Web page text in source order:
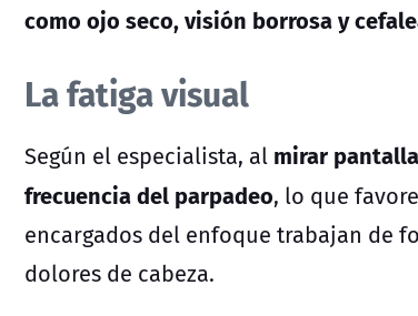
como ojo seco, visión borrosa y
La fatiga visual
Según el especialista, al mirar
frecuencia del parpadeo, lo que
encargados del enfoque trabajan de
dolores de cabeza.